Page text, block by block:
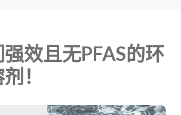
效且无PFAS的环
！